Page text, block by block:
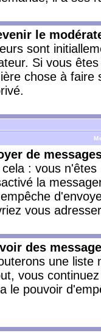
le
sont
Si vous
chose à
de
: vous
la
vous
des
une
vous
le pouvoir